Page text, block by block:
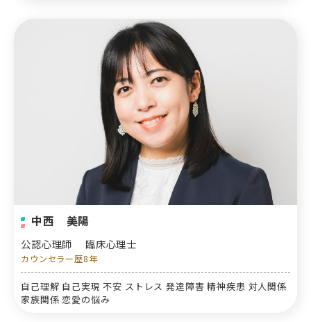
中西 美陽
公認心理師 臨床心理士
カウンセラー歴8年
自己理解 自己実現 不安 ストレス 発達障害 精神疾患 対人関係
家族関係 恋愛の悩み